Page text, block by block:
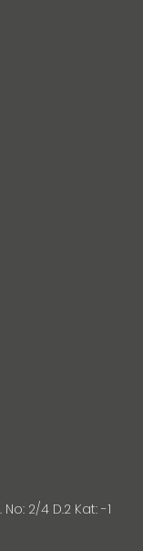
2/4 D.2 Kat: -1